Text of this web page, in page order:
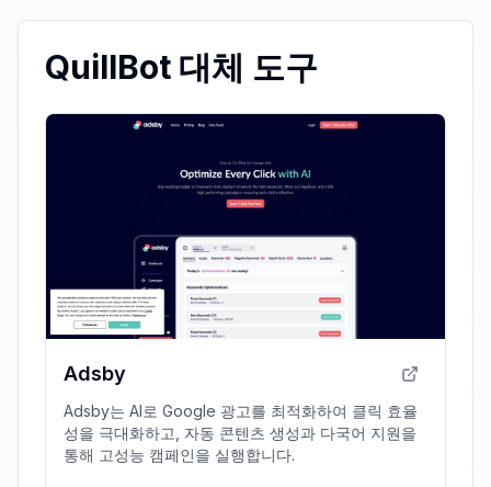
QuillBot 대체 도구
Adsby
Adsby는 AI로 Google 광고를 최적화하여 클릭 효율
성을 극대화하고, 자동 콘텐츠 생성과 다국어 지원을
통해 고성능 캠페인을 실행합니다.